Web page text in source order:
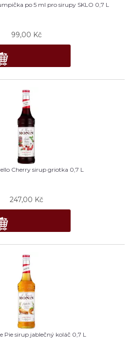
po 5 ml pro sirupy SKLO 0,7 L
99,00 Kč
Cherry sirup griotka 0,7 L
247,00 Kč
Pie sirup jablečný koláč 0,7 L